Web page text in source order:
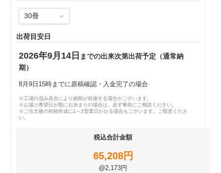
出荷目安日
2026年9月14日 までの出来次第出荷予定（通常納
期）
8月9日15時までに原稿確認・入金完了の場合
※工場の混み具合により納期が前後する場合がございます。
※お届け希望日が既にお決まりの場合は、必ず事前にご相談ください。
※ご注文後の初校作成に1～2営業日かかる場合もございます。ご留意くださ
い。
税込合計金額
65,208円
@2,173円